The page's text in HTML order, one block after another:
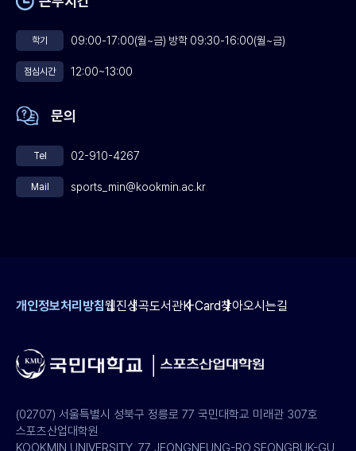
개인정보처리방침웹진성곡도서관K-Card찾아오시는길
(02707) 서울특별시 성북구 정릉로 77 국민대학교 미래관 307호
스포츠산업대학원
KOOKMIN UNIVERSITY, 77 JEONGNEUNG-RO,SEONGBUK-GU,
학기 09:00-17:00(월~금) 방학 09:30-16:00(월~금)
점심시간 12:00~13:00
문의
Tel 02-910-4267
Mail sports_min@kookmin.ac.kr